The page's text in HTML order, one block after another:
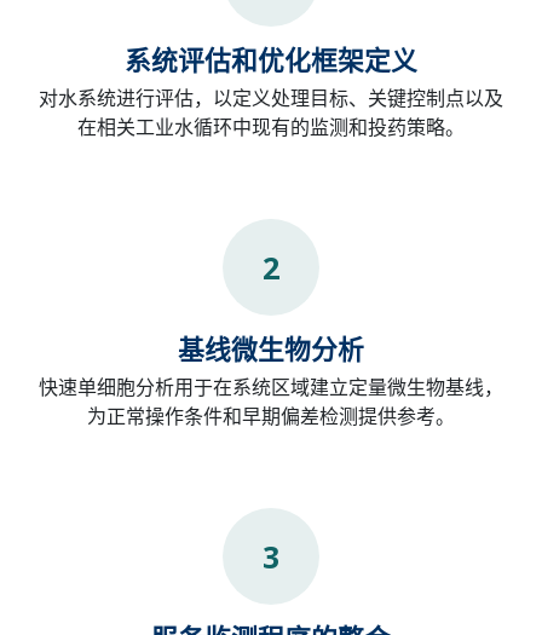
系统评估和优化框架定义
对水系统进行评估，以定义处理目标、关键控制点以及
在相关工业水循环中现有的监测和投药策略。
2
基线微生物分析
快速单细胞分析用于在系统区域建立定量微生物基线，
为正常操作条件和早期偏差检测提供参考。
3